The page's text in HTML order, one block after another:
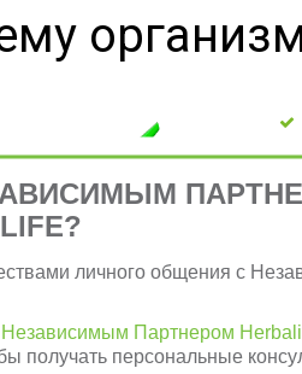
личного общения с
Партнером
получать персональные